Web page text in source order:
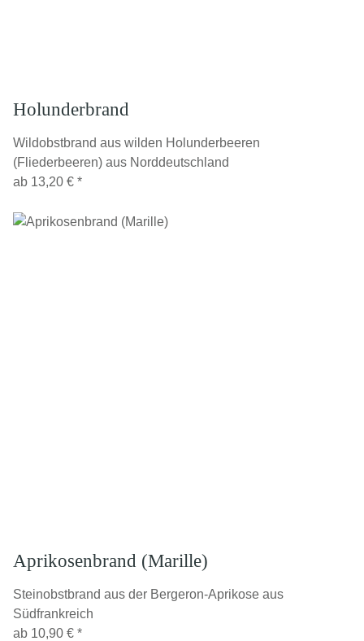
Holunderbrand
Wildobstbrand aus wilden Holunderbeeren
(Fliederbeeren) aus Norddeutschland
ab 13,20 € *
Aprikosenbrand (Marille)
Steinobstbrand aus der Bergeron-Aprikose aus
Südfrankreich
ab 10,90 € *